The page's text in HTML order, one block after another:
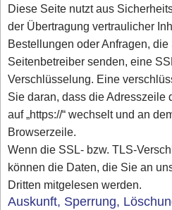
Diese Seite nutzt aus
der Übertragung vertraulicher
Bestellungen oder Anfragen,
Seitenbetreiber senden, eine
Verschlüsselung. Eine
Sie daran, dass die Adresszeile
auf „https://“ wechselt und an
Browserzeile.
Wenn die SSL- bzw. TLS-
können die Daten, die Sie an
Dritten mitgelesen werden.
Auskunft, Sperrung,